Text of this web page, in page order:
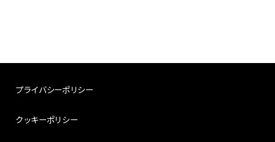
プライバシーポリシー
クッキーポリシー